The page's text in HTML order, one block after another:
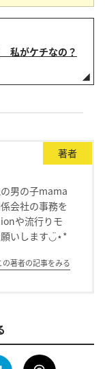
私がケチなの？
著者
男の子mama
会社の事務を
や流行りモ
いします◡̈⋆*
の著者の記事をみる